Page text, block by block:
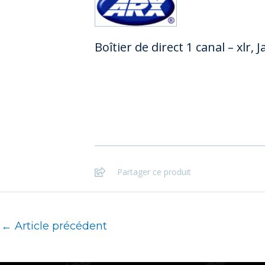
Boîtier de direct 1 canal – xlr,
Partager ce produit
← Article précédent